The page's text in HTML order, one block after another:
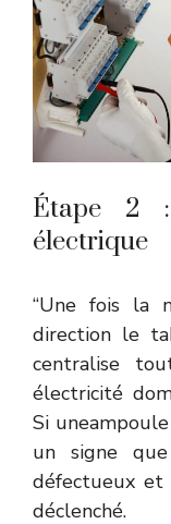
Étape 2
électrique
“Une fois la
direction le
centralise
électricité
Si
un signe
défectueux et
déclenché.